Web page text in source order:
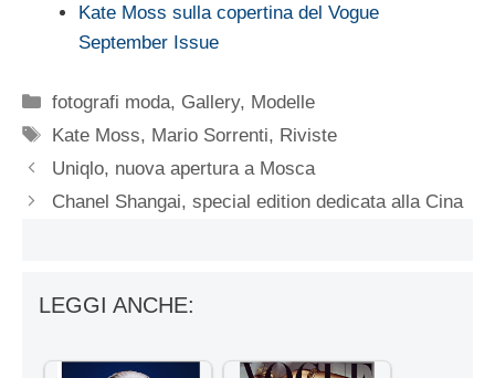
Kate Moss sulla copertina del Vogue
September Issue
Categorie
fotografi moda, Gallery, Modelle
Tag
Kate Moss, Mario Sorrenti, Riviste
Uniqlo, nuova apertura a Mosca
Chanel Shangai, special edition dedicata alla Cina
LEGGI ANCHE: